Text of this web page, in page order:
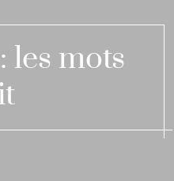
les mots